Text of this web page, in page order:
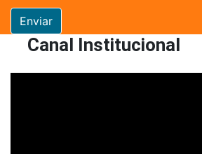
Enviar
Canal Institucional